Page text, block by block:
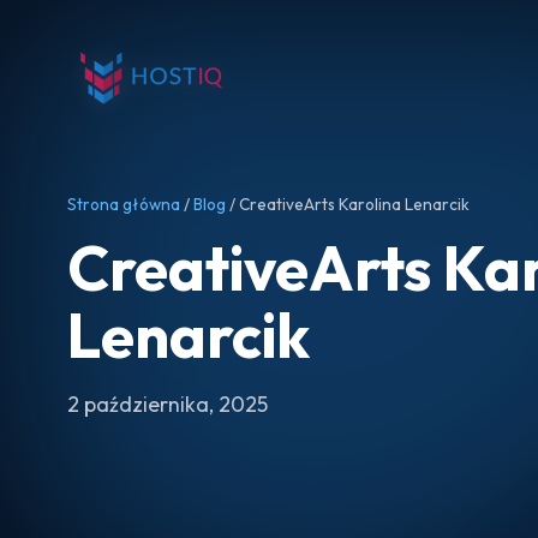
Strona główna /Blog / CreativeArts Karolina Lenarcik
CreativeArts
Lenarcik
2 października, 2025